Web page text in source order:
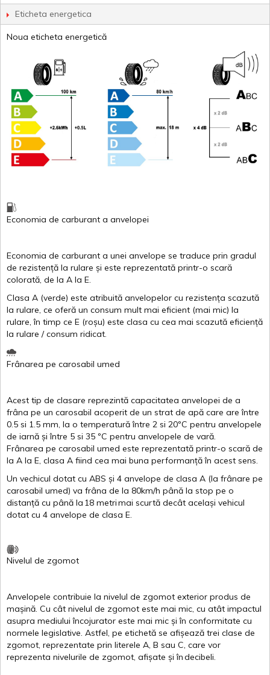
Eticheta energetica
Noua eticheta energetică
Economia de carburant a anvelopei
Economia de carburant a unei anvelope se traduce prin gradul
de rezistență la rulare și este reprezentată printr-o scară
colorată, de la A la E.
Clasa A (verde) este atribuită anvelopelor cu rezistența scazută
la rulare, ce oferă un consum mult mai eficient (mai mic) la
rulare,în timp ce E (roșu) este clasa cu cea mai scazută eficiență
la rulare /consum ridicat.
Frânarea pe carosabil umed
Acest tip de clasare reprezintă capacitatea anvelopei de a
frâna pe un carosabil acoperit de un strat de apă care areîntre
0.5 si 1.5 mm, la o temperatură între 2 si 20ºC pentru anvelopele
de iarnă și între 5 si 35 ºC pentru anvelopele de vară.
Frânarea pe carosabil umed este reprezentată printr-o scară de
la A la E, clasa A fiind cea mai buna performanță în acest sens.
Un vechicul dotat cu ABS și 4 anvelope de clasa A (la frânare pe
carosabil umed) va frâna de la 80km/h până la stop pe o
distanță cu până la 18 metrimai scurtă decât același vehicul
dotat cu 4 anvelope de clasa E.
Nivelul de zgomot
Anvelopele contribuie la nivelul de zgomot exterior produs de
mașină. Cu cât nivelul de zgomot este mai mic, cu atât impactul
asupra mediului încojurator este mai mic și în conformitate cu
normele legislative. Astfel, pe etichetă se afișează trei clase de
zgomot, reprezentate prin literele A, B sau C, care vor
reprezenta nivelurile de zgomot, afișate și îndecibeli.